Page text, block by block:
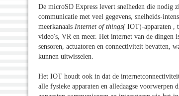
De microSD Express levert snelheden die nodig
communicatie met veel gegevens, snelheids-
meerkanaals Internet of things(IOT)-apparaten ,
video's, VR en meer. Het internet van de dingen
sensoren, actuatoren en connectiviteit bevatten,
kunnen uitwisselen.
Het IOT houdt ook in dat de
alle fysieke apparaten en alledaagse